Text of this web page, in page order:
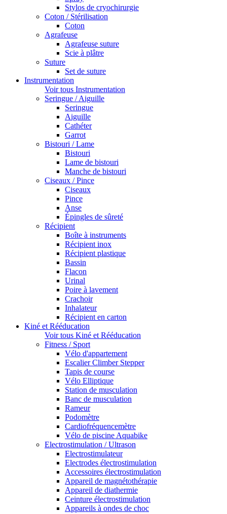
Stylos de cryochirurgie
Coton / Stérilisation
Coton
Agrafeuse
Agrafeuse suture
Scie à plâtre
Suture
Set de suture
Instrumentation
Voir tous Instrumentation
Seringue / Aiguille
Seringue
Aiguille
Cathéter
Garrot
Bistouri / Lame
Bistouri
Lame de bistouri
Manche de bistouri
Ciseaux / Pince
Ciseaux
Pince
Anse
Épingles de sûreté
Récipient
Boîte à instruments
Récipient inox
Récipient plastique
Bassin
Flacon
Urinal
Poire à lavement
Crachoir
Inhalateur
Récipient en carton
Kiné et Rééducation
Voir tous Kiné et Rééducation
Fitness / Sport
Vélo d'appartement
Escalier Climber Stepper
Tapis de course
Vélo Elliptique
Station de musculation
Banc de musculation
Rameur
Podomètre
Cardiofréquencemètre
Vélo de piscine Aquabike
Electrostimulation / Ultrason
Electrostimulateur
Electrodes électrostimulation
Accessoires électrostimulation
Appareil de magnétothérapie
Appareil de diathermie
Ceinture électrostimulation
Appareils à ondes de choc